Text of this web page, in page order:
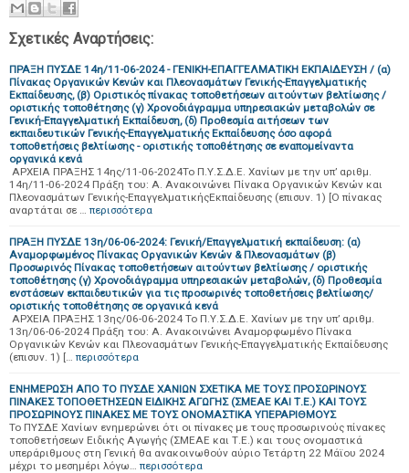
Σχετικές Αναρτήσεις:
ΠΡΑΞΗ ΠΥΣΔΕ 14η/11-06-2024 - ΓΕΝΙΚΗ-ΕΠΑΓΓΕΛΜΑΤΙΚΗ ΕΚΠΑΙΔΕΥΣΗ / (α)
Πίνακας Οργανικών Κενών και Πλεονασμάτων Γενικής-Επαγγελματικής
Εκπαίδευσης, (β) Οριστικός πίνακας τοποθετήσεων αιτούντων βελτίωσης /
οριστικής τοποθέτησης (γ) Χρονοδιάγραμμα υπηρεσιακών μεταβολών σε
Γενική-Επαγγελματική Εκπαίδευση, (δ) Προθεσμία αιτήσεων των
εκπαιδευτικών Γενικής-Επαγγελματικής Εκπαίδευσης όσο αφορά
τοποθετήσεις βελτίωσης - οριστικής τοποθέτησης σε εναπομείναντα
οργανικά κενά
ΑΡΧΕΙΑ ΠΡΑΞΗΣ 14ης/11-06-2024Το Π.Υ.Σ.Δ.Ε. Χανίων με την υπ’ αριθμ.
14η/11-06-2024 Πράξη του: Α. Ανακοινώνει Πίνακα Οργανικών Κενών και
Πλεονασμάτων Γενικής-ΕπαγγελματικήςΕκπαίδευσης (επισυν. 1) [Ο πίνακας
αναρτάται σε … περισσότερα
ΠΡΑΞΗ ΠΥΣΔΕ 13η/06-06-2024: Γενική/Επαγγελματική εκπαίδευση: (α)
Αναμορφωμένος Πίνακας Οργανικών Κενών & Πλεονασμάτων (β)
Προσωρινός Πίνακας τοποθετήσεων αιτούντων βελτίωσης / οριστικής
τοποθέτησης (γ) Χρονοδιάγραμμα υπηρεσιακών μεταβολών, (δ) Προθεσμία
ενστάσεων εκπαιδευτικών για τις προσωρινές τοποθετήσεις βελτίωσης/
οριστικής τοποθέτησης σε οργανικά κενά
ΑΡΧΕΙΑ ΠΡΑΞΗΣ 13ης/06-06-2024 Το Π.Υ.Σ.Δ.Ε. Χανίων με την υπ’ αριθμ.
13η/06-06-2024 Πράξη του: A. Ανακοινώνει Αναμορφωμένο Πίνακα
Οργανικών Κενών και Πλεονασμάτων Γενικής-Επαγγελματικής Εκπαίδευσης
(επισυν. 1) [… περισσότερα
ΕΝΗΜΕΡΩΣΗ ΑΠΟ ΤΟ ΠΥΣΔΕ ΧΑΝΙΩΝ ΣΧΕΤΙΚΑ ΜΕ ΤΟΥΣ ΠΡΟΣΩΡΙΝΟΥΣ
ΠΙΝΑΚΕΣ ΤΟΠΟΘΕΤΗΣΕΩΝ ΕΙΔΙΚΗΣ ΑΓΩΓΗΣ (ΣΜΕΑΕ ΚΑΙ Τ.Ε.) ΚΑΙ ΤΟΥΣ
ΠΡΟΣΩΡΙΝΟΥΣ ΠΙΝΑΚΕΣ ΜΕ ΤΟΥΣ ΟΝΟΜΑΣΤΙΚΑ ΥΠΕΡΑΡΙΘΜΟΥΣ
Το ΠΥΣΔΕ Χανίων ενημερώνει ότι οι πίνακες με τους προσωρινούς πίνακες
τοποθετήσεων Ειδικής Αγωγής (ΣΜΕΑΕ και Τ.Ε.) και τους ονομαστικά
υπεράριθμους στη Γενική θα ανακοινωθούν αύριο Τετάρτη 22 Μάϊου 2024
μέχρι το μεσημέρι λόγω… περισσότερα